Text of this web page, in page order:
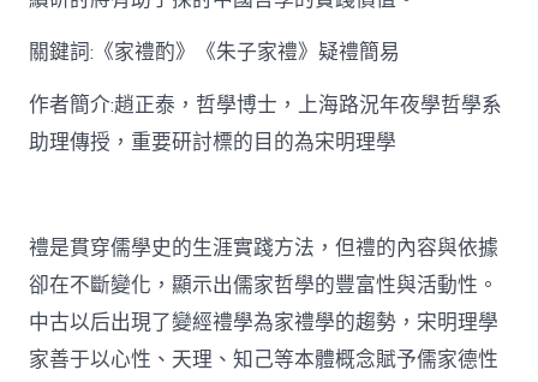
中
關鍵詞:《家禮酌》《朱子家禮》疑禮簡易
作者簡介:趙正泰，哲學博士，上海路況年夜學哲學系
助理傳授，重要研討標的目的為宋明理學
禮是貫穿儒學史的生涯實踐方法，但禮的內容與依據
卻在不斷變化，顯示出儒家哲學的豐富性與活動性。
中古以后出現了變經禮學為家禮學的趨勢，宋明理學
家善于以心性、天理、知己等本體概念賦予儒家德性